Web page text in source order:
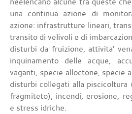
una continua azione di
azione: infrastrutture lineari,
transito di velivoli e di
disturbi da fruizione, attivita’
inquinamento delle acque,
vaganti, specie alloctone, specie
disturbi collegati alla piscicoltura
fragmiteto), incendi, erosione,
e stress idriche.